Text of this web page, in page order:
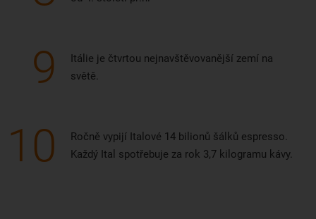
9
Itálie je čtvrtou nejnavštěvovanější zemí na
světě.
10
Ročně vypijí Italové 14 bilionů šálků espresso.
Každý Ital spotřebuje za rok 3,7 kilogramu kávy.